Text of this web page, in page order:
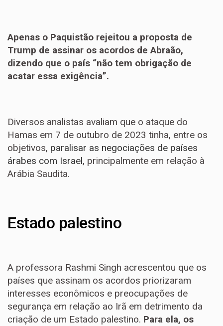
Apenas o Paquistão rejeitou a proposta de
Trump de assinar os acordos de Abraão,
dizendo que o país “não tem obrigação de
acatar essa exigência”.
Diversos analistas avaliam que o ataque do
Hamas em 7 de outubro de 2023 tinha, entre os
objetivos, paralisar as negociações de países
árabes com Israel, principalmente em relação à
Arábia Saudita.
Estado palestino
A professora Rashmi Singh acrescentou que os
países que assinam os acordos priorizaram
interesses econômicos e preocupações de
segurança em relação ao Irã em detrimento da
criação de um Estado palestino. Para ela, os